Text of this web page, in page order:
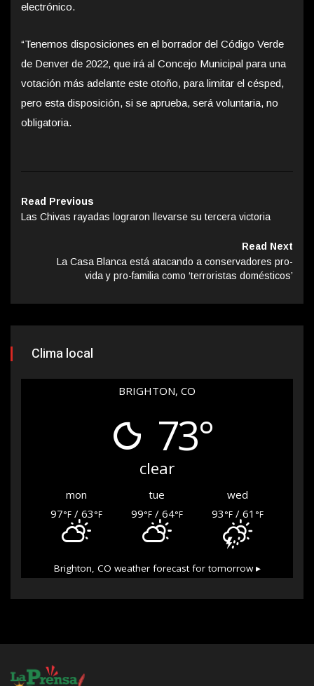
electrónico.
“Tenemos disposiciones en el borrador del Código Verde
de Denver de 2022, que irá al Concejo Municipal para una
votación más adelante este otoño, para limitar el césped,
pero esta disposición, si se aprueba, será voluntaria, no
obligatoria.
Read Previous
Las Chivas rayadas lograron llevarse su tercera victoria
Read Next
La Casa Blanca está atacando a conservadores pro-
vida y pro-familia como ‘terroristas domésticos’
Clima local
BRIGHTON, CO
73°
clear
mon tue
wed
97°F / 63°F 99°F/ 64°F 93°F/ 61 °F
Brighton, CO weather forecast for tomorrow ▸